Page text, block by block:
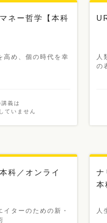
ネー哲学【本科
高め、個の時代を幸
講義は
ていません
人
の
科／オンライ
ターのための新・
ナ
本
人